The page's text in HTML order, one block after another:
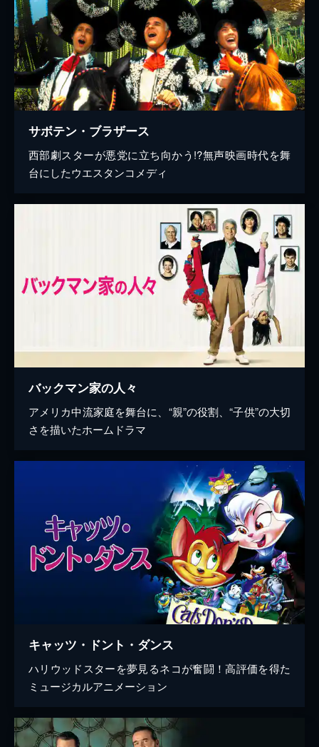
サボテン・ブラザース
西部劇スターが悪党に立ち向かう!?無声映画時代を舞
台にしたウエスタンコメディ
バックマン家の人々
アメリカ中流家庭を舞台に、“親”の役割、“子供”の大切
さを描いたホームドラマ
キャッツ・ドント・ダンス
ハリウッドスターを夢見るネコが奮闘！高評価を得た
ミュージカルアニメーション